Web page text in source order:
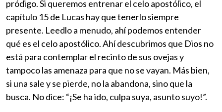
pródigo. Si queremos entrenar el celo apostólico, el
capítulo 15 de Lucas hay que tenerlo siempre
presente. Leedlo a menudo, ahí podemos entender
qué es el celo apostólico. Ahí descubrimos que Dios no
está para contemplar el recinto de sus ovejas y
tampoco las amenaza para que no se vayan. Más bien,
si una sale y se pierde, no la abandona, sino que la
busca. No dice: “¡Se ha ido, culpa suya, asunto suyo!”.